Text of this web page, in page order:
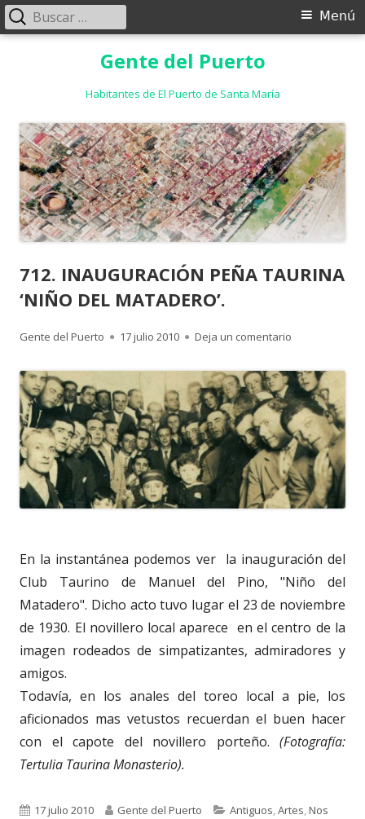
Gente del Puerto
Habitantes de El Puerto de Santa María
Menú
Menú
Buscar:
712. INAUGURACIÓN PEÑA TAURINA
‘NIÑO DEL MATADERO’.
Autor
Gente del Puerto
Publicado
17 julio 2010 Deja un comentario
En la instantánea podemos ver la inauguración del
Club Taurino de Manuel del Pino, "Niño del
Matadero". Dicho acto tuvo lugar el 23 de noviembre
de 1930. El novillero local aparece en el centro de la
imagen rodeados de simpatizantes, admiradores y
amigos.
Todavía, en los anales del toreo local a pie, los
aficionados mas vetustos recuerdan el buen hacer
con el capote del novillero porteño. (Fotografía:
Tertulia Taurina Monasterio).
Publicado
17 julio 2010 Autor
Gente del Puerto Categorías
Antiguos,Artes,Nos